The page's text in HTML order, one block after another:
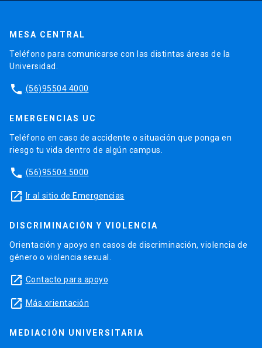
MESA CENTRAL
Teléfono para comunicarse con las distintas áreas de la
Universidad.
phone (56)95504 4000
EMERGENCIAS UC
Teléfono en caso de accidente o situación que ponga en
riesgo tu vida dentro de algún campus.
phone (56)95504 5000
launch Ir al sitio de Emergencias
DISCRIMINACIÓN Y VIOLENCIA
Orientación y apoyo en casos de discriminación, violencia de
género o violencia sexual.
launch Contacto para apoyo
launch Más orientación
MEDIACIÓN UNIVERSITARIA